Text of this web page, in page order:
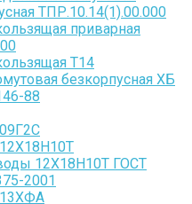
ТПР.10.14(1).00.000
приварная
Т14
безкорпусная ХБ
88
12Х18Н10Т ГОСТ
2001